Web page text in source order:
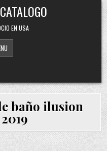
EN USA
baño ilusion